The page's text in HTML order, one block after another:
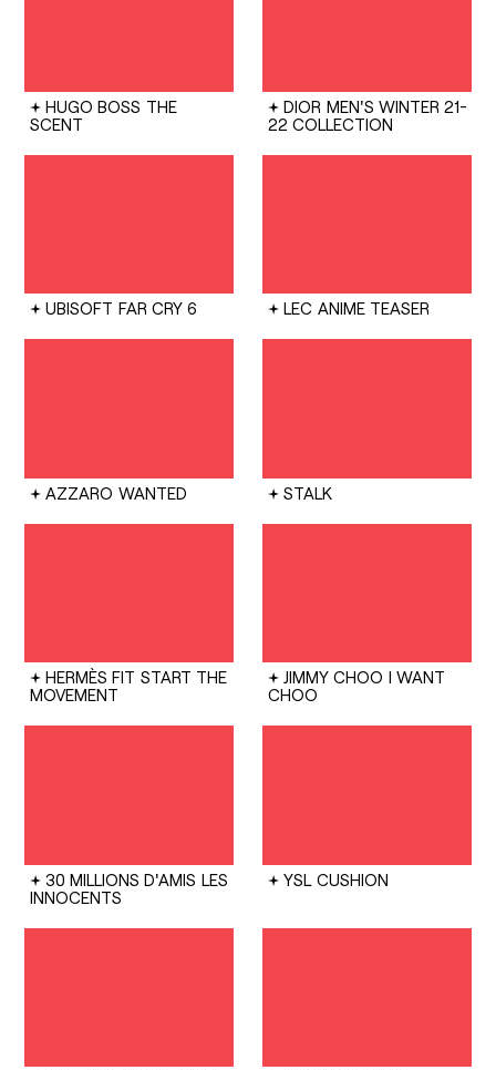
HUGO BOSS THE
SCENT
DIOR MEN'S WINTER 21-
22 COLLECTION
UBISOFT FAR CRY 6 LEC ANIME TEASER
AZZARO WANTED STALK
HERMÈS FIT START THE
MOVEMENT
JIMMY CHOO I WANT
CHOO
30 MILLIONS D'AMIS LES
INNOCENTS
YSL CUSHION